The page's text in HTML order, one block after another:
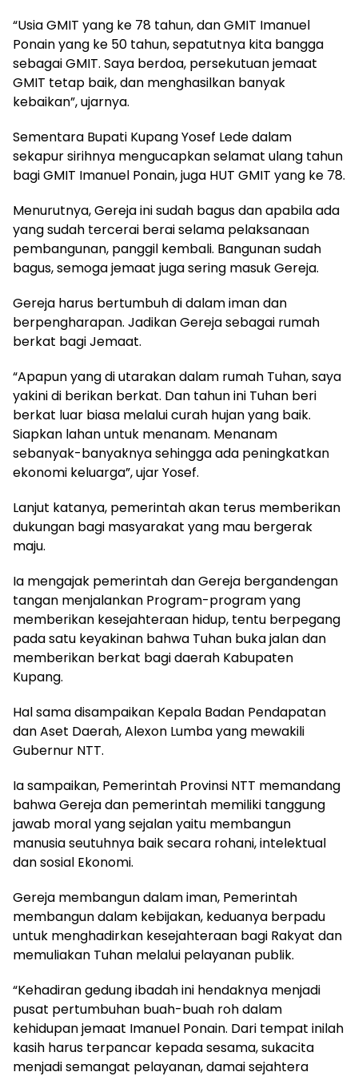
“Usia GMIT yang ke 78 tahun, dan GMIT Imanuel
Ponain yang ke 50 tahun, sepatutnya kita bangga
sebagai GMIT. Saya berdoa, persekutuan jemaat
GMIT tetap baik, dan menghasilkan banyak
kebaikan”, ujarnya.
Sementara Bupati Kupang Yosef Lede dalam
sekapur sirihnya mengucapkan selamat ulang tahun
bagi GMIT Imanuel Ponain, juga HUT GMIT yang ke 78.
Menurutnya, Gereja ini sudah bagus dan apabila ada
yang sudah tercerai berai selama pelaksanaan
pembangunan, panggil kembali. Bangunan sudah
bagus, semoga jemaat juga sering masuk Gereja.
Gereja harus bertumbuh di dalam iman dan
berpengharapan. Jadikan Gereja sebagai rumah
berkat bagi Jemaat.
“Apapun yang di utarakan dalam rumah Tuhan, saya
yakini di berikan berkat. Dan tahun ini Tuhan beri
berkat luar biasa melalui curah hujan yang baik.
Siapkan lahan untuk menanam. Menanam
sebanyak-banyaknya sehingga ada peningkatkan
ekonomi keluarga”, ujar Yosef.
Lanjut katanya, pemerintah akan terus memberikan
dukungan bagi masyarakat yang mau bergerak
maju.
Ia mengajak pemerintah dan Gereja bergandengan
tangan menjalankan Program-program yang
memberikan kesejahteraan hidup, tentu berpegang
pada satu keyakinan bahwa Tuhan buka jalan dan
memberikan berkat bagi daerah Kabupaten
Kupang.
Hal sama disampaikan Kepala Badan Pendapatan
dan Aset Daerah, Alexon Lumba yang mewakili
Gubernur NTT.
Ia sampaikan, Pemerintah Provinsi NTT memandang
bahwa Gereja dan pemerintah memiliki tanggung
jawab moral yang sejalan yaitu membangun
manusia seutuhnya baik secara rohani, intelektual
dan sosial Ekonomi.
Gereja membangun dalam iman, Pemerintah
membangun dalam kebijakan, keduanya berpadu
untuk menghadirkan kesejahteraan bagi Rakyat dan
memuliakan Tuhan melalui pelayanan publik.
“Kehadiran gedung ibadah ini hendaknya menjadi
pusat pertumbuhan buah-buah roh dalam
kehidupan jemaat Imanuel Ponain. Dari tempat inilah
kasih harus terpancar kepada sesama, sukacita
menjadi semangat pelayanan, damai sejahtera